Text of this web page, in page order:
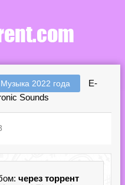
Музыка 2022 года
E-
Sounds
через торрент